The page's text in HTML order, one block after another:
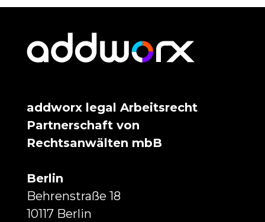
addworx legal Arbeitsrecht
Partnerschaft von
Rechtsanwälten mbB
Berlin
Behrenstraße 18
10117 Berlin